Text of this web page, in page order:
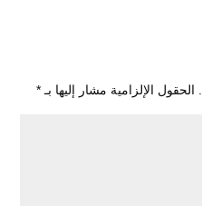
الحقول الإلزامية مشار إليها بـ *